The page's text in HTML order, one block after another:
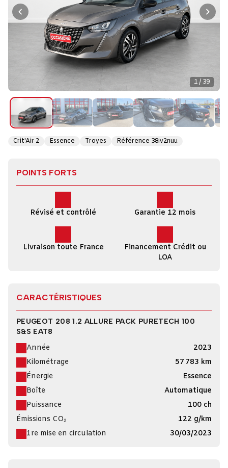
1 / 39
Crit'Air 2 Essence Troyes Référence 38iv2nuu
POINTS FORTS
Révisé et contrôlé Garantie 12 mois
Livraison toute France
Financement Crédit ou
LOA
CARACTÉRISTIQUES
PEUGEOT 208 1.2 ALLURE PACK PURETECH 100
S&S EAT8
Année
2023
Kilométrage
57 783 km
Énergie
Essence
Boîte
Automatique
Puissance
100 ch
Émissions CO₂
122 g/km
1re mise en circulation
30/03/2023